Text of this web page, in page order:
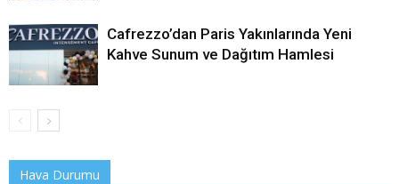
Cafrezzo’dan Paris Yakınlarında Yeni
Kahve Sunum ve Dağıtım Hamlesi
Hava Durumu